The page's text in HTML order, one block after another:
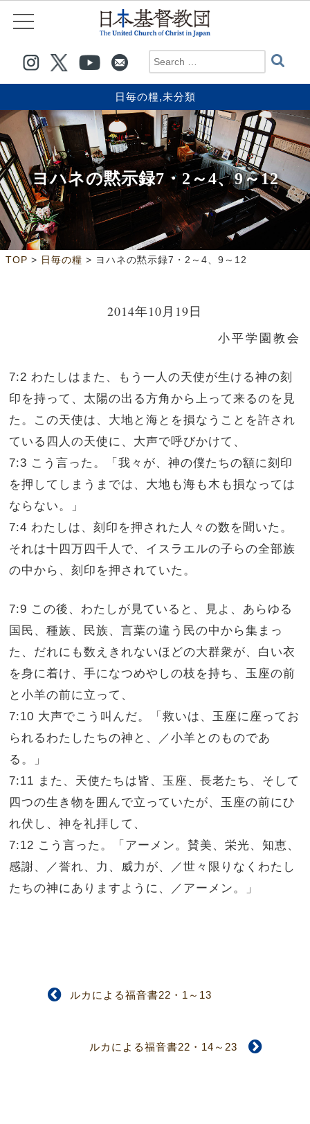
日毎の糧,未分類
ヨハネの黙示録7・2～4、9～12
TOP > 日毎の糧 > ヨハネの黙示録7・2～4、9～12
2014年10月19日
小平学園教会
7:2 わたしはまた、もう一人の天使が生ける神の刻
印を持って、太陽の出る方角から上って来るのを見
た。この天使は、大地と海とを損なうことを許され
ている四人の天使に、大声で呼びかけて、
7:3 こう言った。「我々が、神の僕たちの額に刻印
を押してしまうまでは、大地も海も木も損なっては
ならない。」
7:4 わたしは、刻印を押された人々の数を聞いた。
それは十四万四千人で、イスラエルの子らの全部族
の中から、刻印を押されていた。
7:9 この後、わたしが見ていると、見よ、あらゆる
国民、種族、民族、言葉の違う民の中から集まっ
た、だれにも数えきれないほどの大群衆が、白い衣
を身に着け、手になつめやしの枝を持ち、玉座の前
と小羊の前に立って、
7:10 大声でこう叫んだ。「救いは、玉座に座ってお
られるわたしたちの神と、／小羊とのものであ
る。」
7:11 また、天使たちは皆、玉座、長老たち、そして
四つの生き物を囲んで立っていたが、玉座の前にひ
れ伏し、神を礼拝して、
7:12 こう言った。「アーメン。賛美、栄光、知恵、
感謝、／誉れ、力、威力が、／世々限りなくわたし
たちの神にありますように、／アーメン。」
ルカによる福音書22・1～13
ルカによる福音書22・14～23